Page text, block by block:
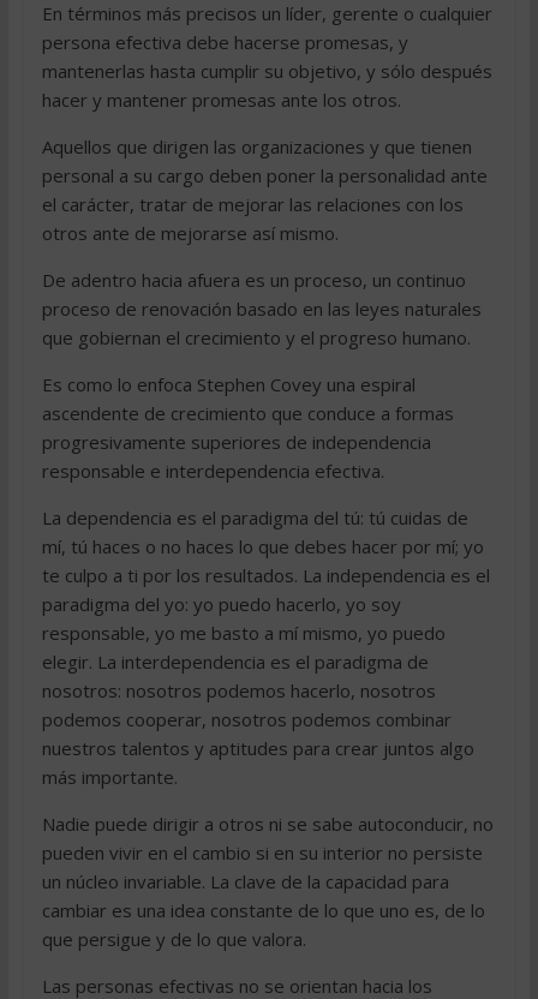
En términos más precisos un líder, gerente o cualquier
persona efectiva debe hacerse promesas, y
mantenerlas hasta cumplir su objetivo, y sólo después
hacer y mantener promesas ante los otros.
Aquellos que dirigen las organizaciones y que tienen
personal a su cargo deben poner la personalidad ante
el carácter, tratar de mejorar las relaciones con los
otros ante de mejorarse así mismo.
De adentro hacia afuera es un proceso, un continuo
proceso de renovación basado en las leyes naturales
que gobiernan el crecimiento y el progreso humano.
Es como lo enfoca Stephen Covey una espiral
ascendente de crecimiento que conduce a formas
progresivamente superiores de independencia
responsable e interdependencia efectiva.
La dependencia es el paradigma del tú: tú cuidas de
mí, tú haces o no haces lo que debes hacer por mí; yo
te culpo a ti por los resultados. La independencia es el
paradigma del yo: yo puedo hacerlo, yo soy
responsable, yo me basto a mí mismo, yo puedo
elegir. La interdependencia es el paradigma de
nosotros: nosotros podemos hacerlo, nosotros
podemos cooperar, nosotros podemos combinar
nuestros talentos y aptitudes para crear juntos algo
más importante.
Nadie puede dirigir a otros ni se sabe autoconducir, no
pueden vivir en el cambio si en su interior no persiste
un núcleo invariable. La clave de la capacidad para
cambiar es una idea constante de lo que uno es, de lo
que persigue y de lo que valora.
Las personas efectivas no se orientan hacia los